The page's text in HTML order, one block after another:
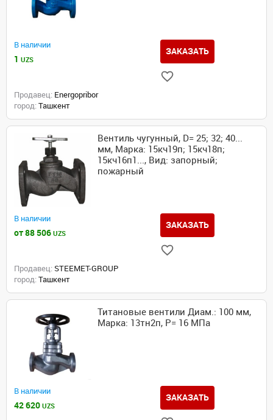
В наличии
1 UZS
ЗАКАЗАТЬ
Продавец: Energopribor
город: Ташкент
Вентиль чугунный, D= 25; 32; 40...
мм, Марка: 15кч19п; 15кч18п;
15кч16п1..., Вид: запорный;
пожарный
В наличии
от 88 506 UZS
ЗАКАЗАТЬ
Продавец: STEEMET-GROUP
город: Ташкент
Титановые вентили Диам.: 100 мм,
Марка: 13тн2п, P= 16 МПа
В наличии
42 620 UZS
ЗАКАЗАТЬ